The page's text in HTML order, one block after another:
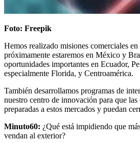
Foto: Freepik
Hemos realizado misiones comerciales
próximamente estaremos en México y
oportunidades importantes en Ecuador,
especialmente Florida, y Centroamérica.
También desarrollamos programas de
nuestro centro de innovación para que las
preparadas a estos mercados y puedan
Minuto60: ¿Qué está impidiendo que
vendan al exterior?